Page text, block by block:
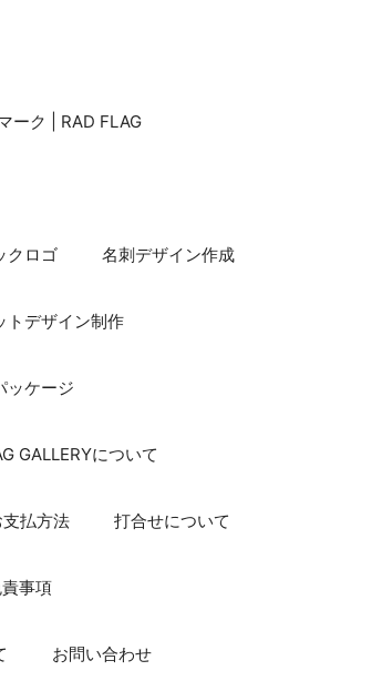
ーク | RAD FLAG
クロゴ 名刺デザイン作成
トデザイン制作
ッケージ
GALLERYについて
支払方法 打合せについて
事項
お問い合わせ